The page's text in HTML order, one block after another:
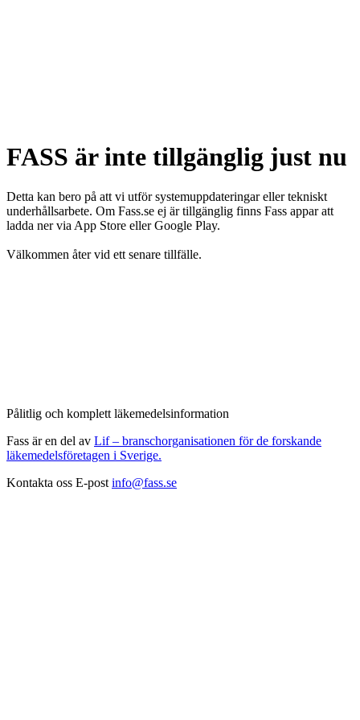
FASS är inte tillgänglig just nu
Detta kan bero på att vi utför systemuppdateringar eller tekniskt
underhållsarbete. Om Fass.se ej är tillgänglig finns Fass appar att
ladda ner via App Store eller Google Play.
Välkommen åter vid ett senare tillfälle.
Pålitlig och komplett läkemedelsinformation
Fass är en del av Lif – branschorganisationen för de forskande
läkemedelsföretagen i Sverige.
Kontakta oss E-post info@fass.se